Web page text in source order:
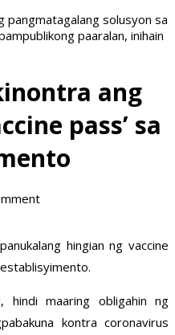
pangmatagalang solusyon sa
paaralan, inihain
ang
pass’ sa
hingian ng vaccine
hindi maaring obligahin ng
kontra coronavirus